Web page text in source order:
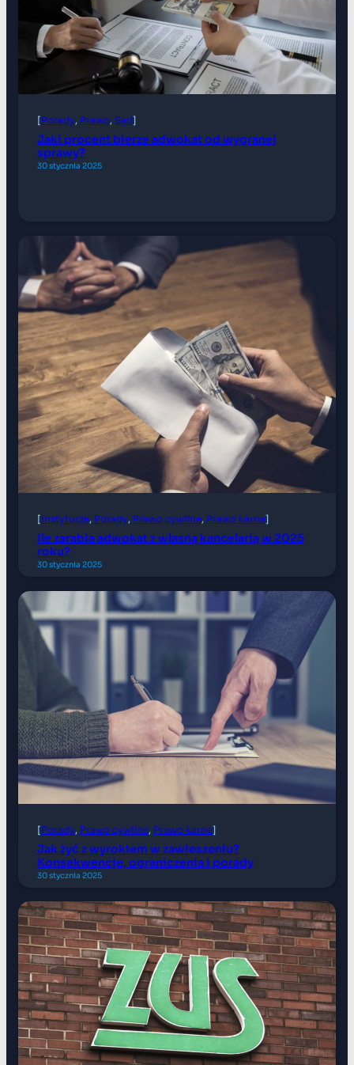
[Porady, Prawo, Sąd]
Jaki procent bierze adwokat od wygranej
sprawy?
30 stycznia 2025
[Instytucje, Porady, Prawo cywilne, Prawo karne]
Ile zarabia adwokat z własną kancelarią w 2025
roku?
30 stycznia 2025
[Porady, Prawo cywilne, Prawo karne]
Jak żyć z wyrokiem w zawieszeniu?
Konsekwencje, ograniczenia i porady
30 stycznia 2025